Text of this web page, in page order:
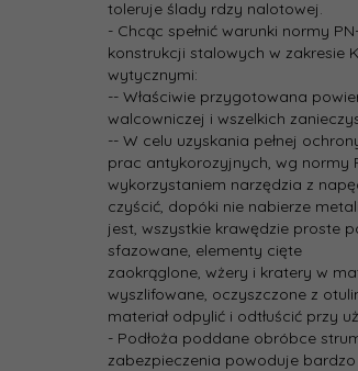
toleruje ślady rdzy nalotowej.
- Chcąc spełnić warunki normy
konstrukcji stalowych w zakresie
wytycznymi:
-- Właściwie przygotowana
walcowniczej i wszelkich
-- W celu uzyskania pełnej
prac antykorozyjnych, wg normy
wykorzystaniem narzędzia z
czyścić, dopóki nie nabierze
jest, wszystkie krawędzie proste
sfazowane, elementy cięte
zaokrąglone, wżery i kratery w
wyszlifowane, oczyszczone z
materiał odpylić i odtłuścić przy
- Podłoża poddane obróbce
zabezpieczenia powoduje